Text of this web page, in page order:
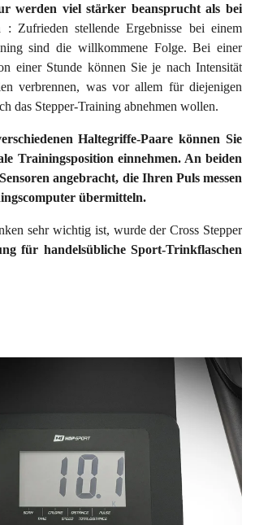
werden viel stärker beansprucht als bei
: Zufrieden stellende Ergebnisse bei einem
sind die willkommene Folge. Bei einer
einer Stunde können Sie je nach Intensität
verbrennen, was vor allem für diejenigen
das Stepper-Training abnehmen wollen.
Haltegriffe-Paare können Sie
Trainingsposition einnehmen. An beiden
angebracht, die Ihren Puls messen
übermitteln.
sehr wichtig ist, wurde der Cross Stepper
für handelsübliche Sport-Trinkflaschen